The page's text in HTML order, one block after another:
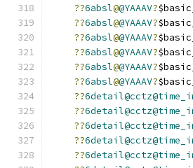
??6absl@@YAAAV?
??6absl@@YAAAV?
??6absl@@YAAAV?
??6absl@@YAAAV?
??6absl@@YAAAV?
??6absl@@YAAAV?
??
??
??
??
??